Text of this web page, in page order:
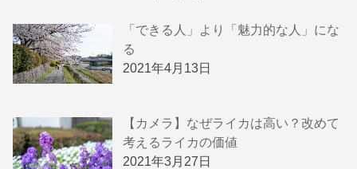
「できる人」より「魅力的な人」にな
る
2021年4月13日
【カメラ】なぜライカは高い？改めて
考えるライカの価値
2021年3月27日